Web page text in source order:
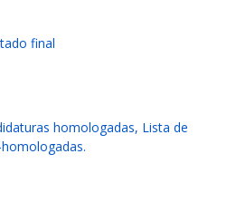
final
homologadas, Lista de